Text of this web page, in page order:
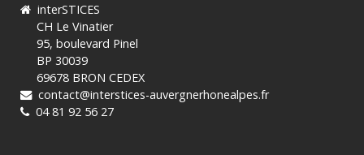
interSTICES
CH Le Vinatier
95, boulevard Pinel
BP 30039
69678 BRON CEDEX
contact@interstices-auvergnerhonealpes.fr
04 81 92 56 27